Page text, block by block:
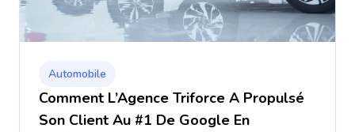
Automobile
Comment L’Agence Triforce A Propulsé
Son Client Au #1 De Google En